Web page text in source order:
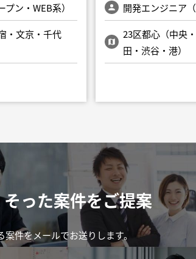
ン・WEB系）
・文京・千代
開発エンジニア
23区都心（中央
田・渋谷・港）
そった案件をご提案
案件をメールでお送りします。